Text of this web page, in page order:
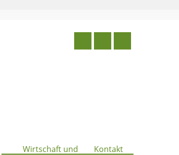
Wirtschaft und
Kontakt